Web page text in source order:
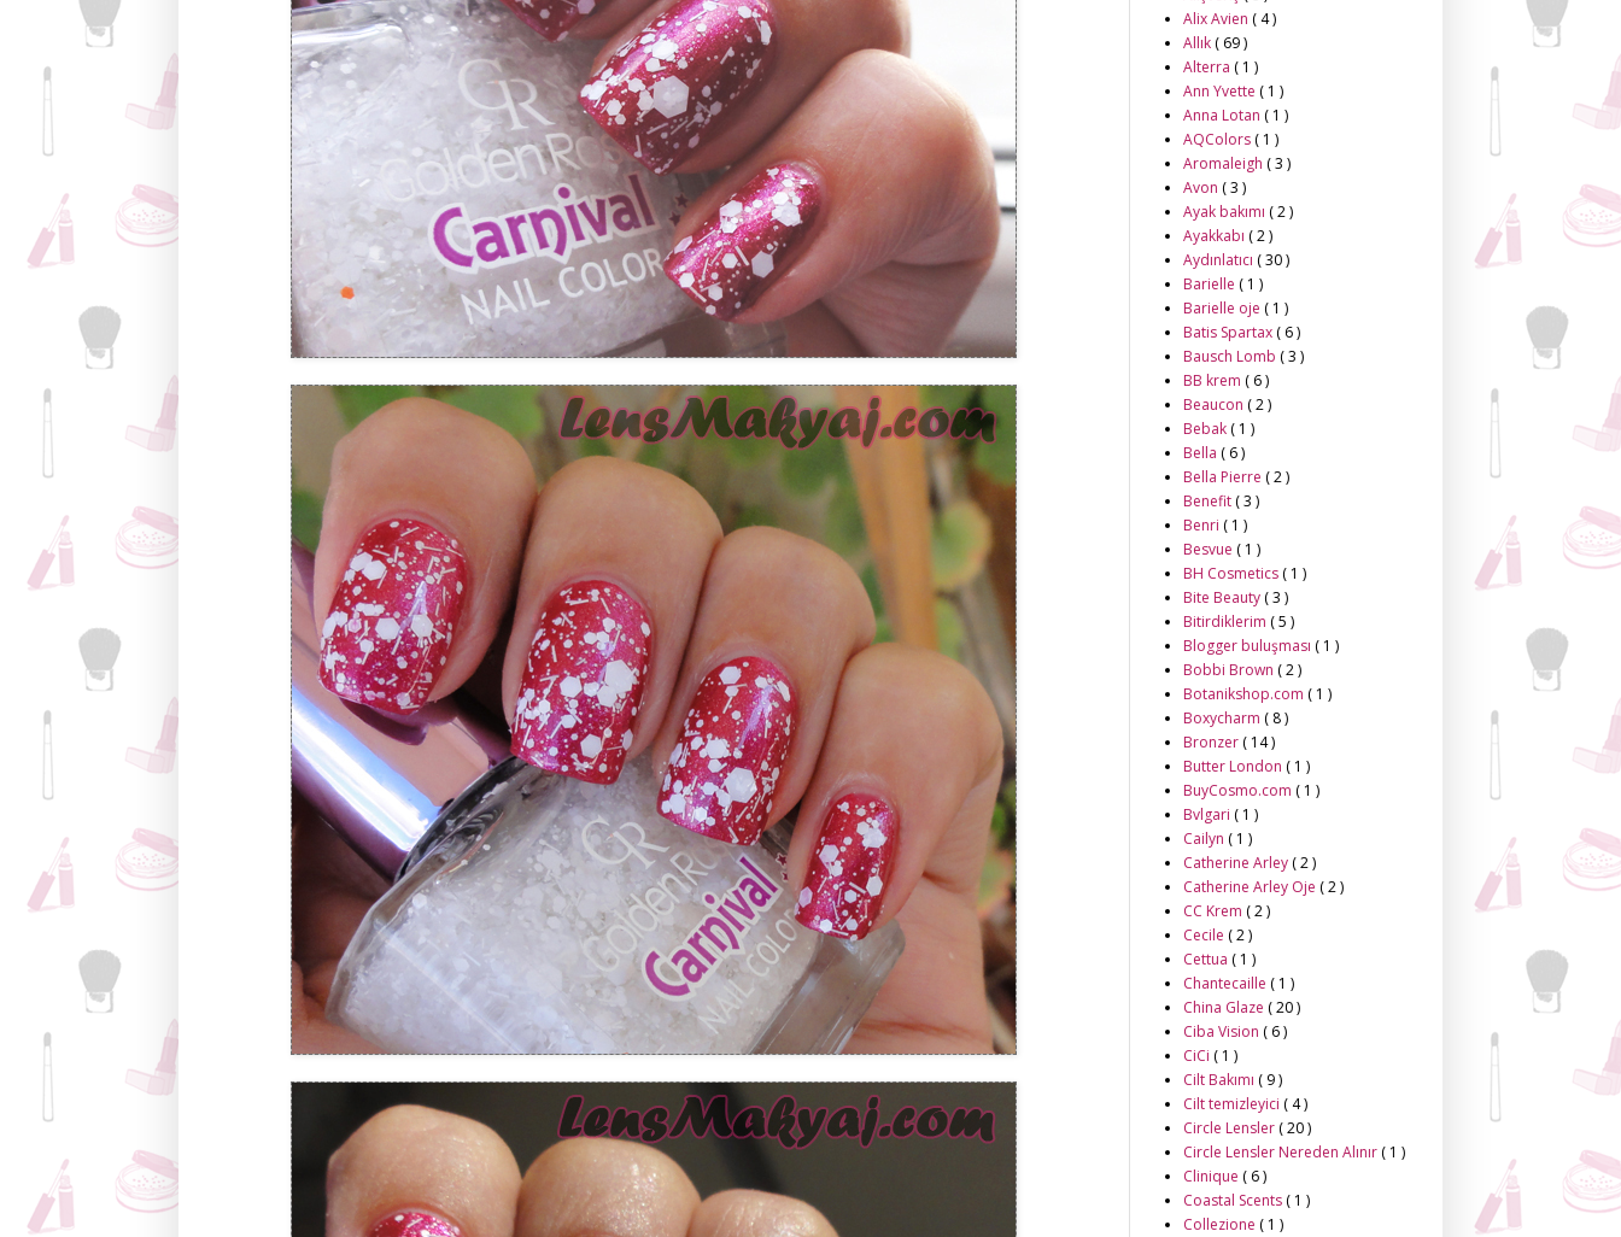
Alix Avien ( 4 )
Allık ( 69 )
Alterra ( 1 )
Ann Yvette ( 1 )
Anna Lotan ( 1 )
AQColors ( 1 )
Aromaleigh ( 3 )
Avon ( 3 )
Ayak bakımı ( 2 )
Ayakkabı ( 2 )
Aydınlatıcı ( 30 )
Barielle ( 1 )
Barielle oje ( 1 )
Batis Spartax ( 6 )
Bausch Lomb ( 3 )
BB krem ( 6 )
Beaucon ( 2 )
Bebak ( 1 )
Bella ( 6 )
Bella Pierre ( 2 )
Benefit ( 3 )
Benri ( 1 )
Besvue ( 1 )
BH Cosmetics ( 1 )
Bite Beauty ( 3 )
Bitirdiklerim ( 5 )
Blogger buluşması ( 1 )
Bobbi Brown ( 2 )
Botanikshop.com ( 1 )
Boxycharm ( 8 )
Bronzer ( 14 )
Butter London ( 1 )
BuyCosmo.com ( 1 )
Bvlgari ( 1 )
Cailyn ( 1 )
Catherine Arley ( 2 )
Catherine Arley Oje ( 2 )
CC Krem ( 2 )
Cecile ( 2 )
Cettua ( 1 )
Chantecaille ( 1 )
China Glaze ( 20 )
Ciba Vision ( 6 )
CiCi ( 1 )
Cilt Bakımı ( 9 )
Cilt temizleyici ( 4 )
Circle Lensler ( 20 )
Circle Lensler Nereden Alınır ( 1 )
Clinique ( 6 )
Coastal Scents ( 1 )
Collezione ( 1 )